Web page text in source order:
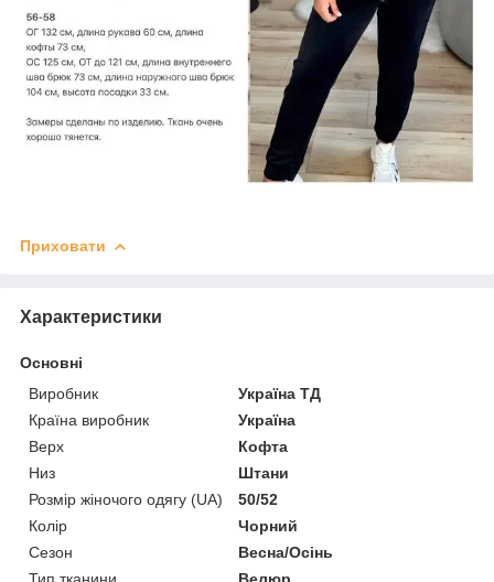
Приховати
Характеристики
Основні
Виробник
Україна ТД
Країна виробник
Україна
Верх
Кофта
Низ
Штани
Розмір жіночого одягу (UA)
50/52
Колір
Чорний
Сезон
Весна/Осінь
Тип тканини
Велюр